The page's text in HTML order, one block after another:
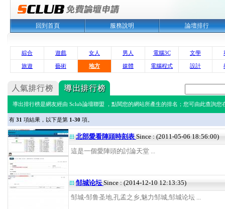
回到首頁 服務說明 論壇排行
綜合 遊戲 女人 男人 電腦3C 文學
旅遊 藝術 地方 媒體 電腦程式 設計
導出排行榜是網友經由 Sclub論壇聯盟 ，點閱您的網站所產生的排名；您可由此查詢您
有 31 項結果，以下是第 1-30 項。
北部愛看陣頭時刻表 Since : (2011-05-06 18:56:00)
這是一個愛陣頭的討論天堂 ...
邹城论坛Since : (2014-12-10 12:13:35)
邹城-邹鲁圣地,孔孟之乡,魅力邹城,邹城论坛 ...